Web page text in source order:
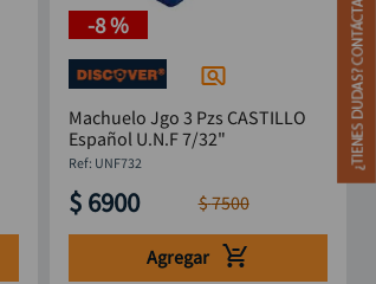
-8 %
Machuelo Jgo 3 Pzs CASTILLO
Español U.N.F 7/32"
: UNF732
$ 6900 $7500
Agregar